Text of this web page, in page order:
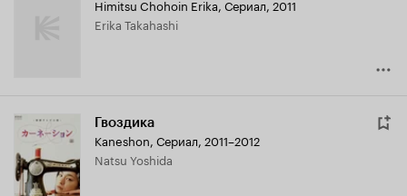
Himitsu Chohoin Erika, Сериал, 2011
Erika Takahashi
Гвоздика
Kaneshon, Сериал, 2011–2012
Natsu Yoshida